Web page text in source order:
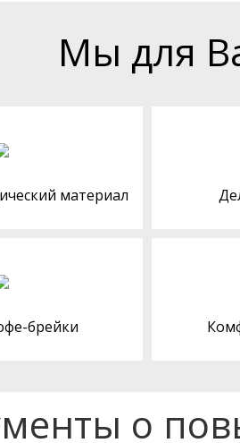
Мы для
материал
брейки
о